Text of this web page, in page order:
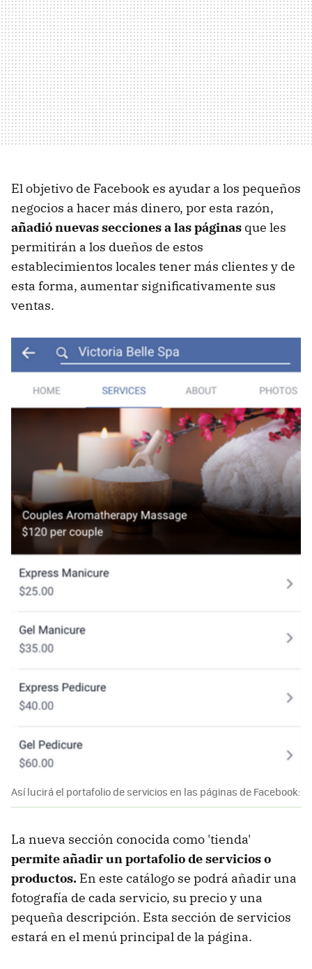
El objetivo de Facebook es ayudar a los pequeños
negocios a hacer más dinero, por esta razón,
añadió nuevas secciones a las páginas que les
permitirán a los dueños de estos
establecimientos locales tener más clientes y de
esta forma, aumentar significativamente sus
ventas.
Así lucirá el portafolio de servicios en las páginas de Facebook:
La nueva sección conocida como 'tienda'
permite añadir un portafolio de servicios o
productos. En este catálogo se podrá añadir una
fotografía de cada servicio, su precio y una
pequeña descripción. Esta sección de servicios
estará en el menú principal de la página.